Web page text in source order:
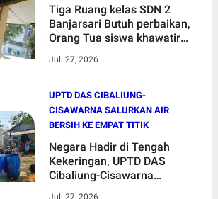
Tiga Ruang kelas SDN 2
Banjarsari Butuh perbaikan,
Orang Tua siswa khawatir
Juli 27, 2026
UPTD DAS CIBALIUNG-
CISAWARNA SALURKAN AIR
BERSIH KE EMPAT TITIK
Negara Hadir di Tengah
Kekeringan, UPTD DAS
Cibaliung-Cisawarna
Juli 27, 2026